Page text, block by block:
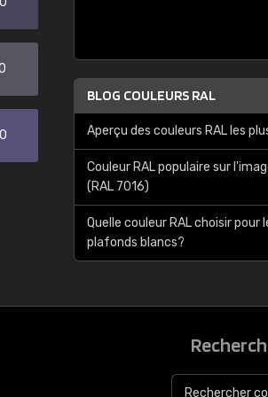
BLOG COULEURS RAL
Aperçu des couleurs RAL les
Couleur RAL populaire sur
(RAL 7016)
Quelle couleur RAL choisir pour
plafonds blancs?